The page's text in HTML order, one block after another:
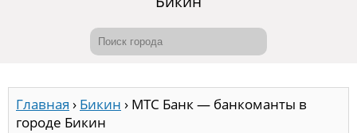
Главная › Бикин › МТС Банк — банкоманты в
городе Бикин